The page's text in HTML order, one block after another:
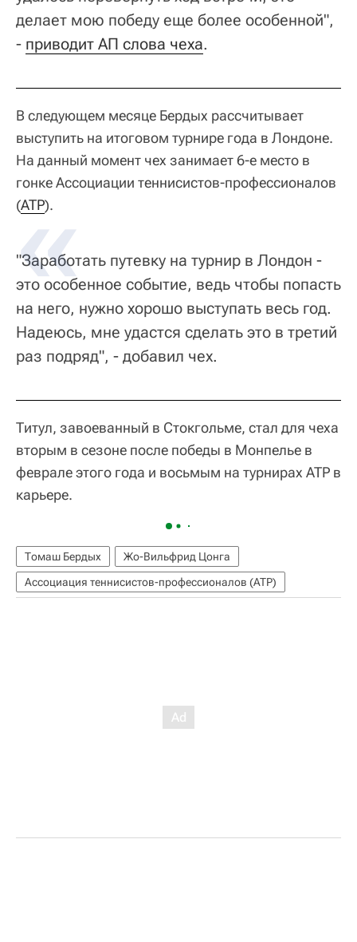
делает мою победу еще более особенной",
- приводит АП слова чеха.
В следующем месяце Бердых рассчитывает
выступить на итоговом турнире года в Лондоне.
На данный момент чех занимает 6-е место в
гонке Ассоциации теннисистов-профессионалов
(ATP).
"Заработать путевку на турнир в Лондон -
это особенное событие, ведь чтобы попасть
на него, нужно хорошо выступать весь год.
Надеюсь, мне удастся сделать это в третий
раз подряд", - добавил чех.
Титул, завоеванный в Стокгольме, стал для чеха
вторым в сезоне после победы в Монпелье в
феврале этого года и восьмым на турнирах ATP в
карьере.
Томаш Бердых
Жо-Вильфрид Цонга
Ассоциация теннисистов-профессионалов (ATP)